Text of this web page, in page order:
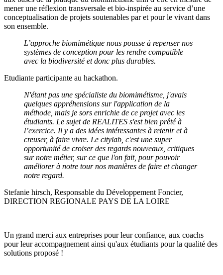
mener une réflexion transversale et bio-inspirée au service d’une
conceptualisation de projets soutenables par et pour le vivant dans
son ensemble.
L’approche biomimétique nous pousse à repenser nos
systèmes de conception pour les rendre compatible
avec la biodiversité et donc plus durables.
Etudiante participante au hackathon.
N'étant pas une spécialiste du biomimétisme, j'avais
quelques appréhensions sur l'application de la
méthode, mais je sors enrichie de ce projet avec les
étudiants. Le sujet de REALITES s'est bien prêté à
l’exercice. Il y a des idées intéressantes à retenir et à
creuser, à faire vivre. Le citylab, c'est une super
opportunité de croiser des regards nouveaux, critiques
sur notre métier, sur ce que l'on fait, pour pouvoir
améliorer à notre tour nos manières de faire et changer
notre regard.
Stefanie hirsch, Responsable du Développement Foncier,
DIRECTION REGIONALE PAYS DE LA LOIRE
Un grand merci aux entreprises pour leur confiance, aux coachs
pour leur accompagnement ainsi qu'aux étudiants pour la qualité des
solutions proposé !